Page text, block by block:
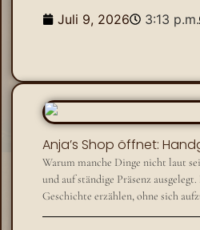
Juli 9, 2026 3:13 p.m.
Anja’s Shop öffnet:
Warum manche Dinge nicht laut
und auf ständige Präsenz
Geschichte erzählen, ohne sich